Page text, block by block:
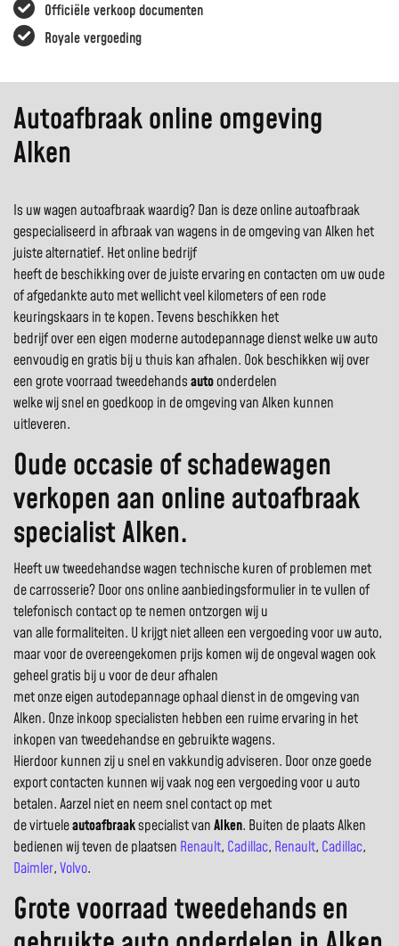
Officiële verkoop documenten
Royale vergoeding
Autoafbraak online omgeving
Alken
Is uw wagen autoafbraak waardig? Dan is deze online autoafbraak
gespecialiseerd in afbraak van wagens in de omgeving van Alken het
juiste alternatief. Het online bedrijf
heeft de beschikking over de juiste ervaring en contacten om uw oude
of afgedankte auto met wellicht veel kilometers of een rode
keuringskaars in te kopen. Tevens beschikken het
bedrijf over een eigen moderne autodepannage dienst welke uw auto
eenvoudig en gratis bij u thuis kan afhalen. Ook beschikken wij over
een grote voorraad tweedehandsautoonderdelen
welke wij snel en goedkoop in de omgeving van Alken kunnen
uitleveren.
Oude occasie of schadewagen
verkopen aan online autoafbraak
specialist Alken.
Heeft uw tweedehandse wagen technische kuren of problemen met
de carrosserie? Door ons online aanbiedingsformulier in te vullen of
telefonisch contact op te nemen ontzorgen wij u
van alle formaliteiten. U krijgt niet alleen een vergoeding voor uw auto,
maar voor de overeengekomen prijs komen wij de ongeval wagen ook
geheel gratis bij u voor de deur afhalen
met onze eigen autodepannage ophaal dienst in de omgeving van
Alken. Onze inkoop specialisten hebben een ruime ervaring in het
inkopen van tweedehandse en gebruikte wagens.
Hierdoor kunnen zij u snel en vakkundig adviseren. Door onze goede
export contacten kunnen wij vaak nog een vergoeding voor u auto
betalen. Aarzel niet en neem snel contact op met
de virtueleautoafbraakspecialist vanAlken. Buiten de plaats Alken
bedienen wij teven de plaatsen Renault, Cadillac, Renault, Cadillac,
Daimler,Volvo.
Grote voorraad tweedehands en